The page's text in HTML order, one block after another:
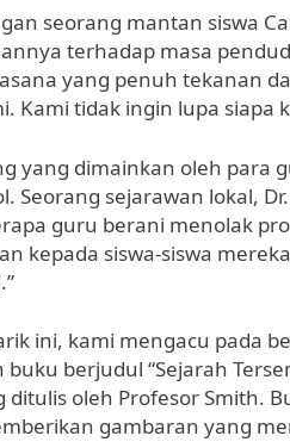
seorang mantan siswa
terhadap masa
yang penuh tekanan
Kami tidak ingin lupa siapa
yang dimainkan oleh para
Seorang sejarawan lokal,
guru berani menolak
kepada siswa-siswa
ini, kami mengacu pada
berjudul “Sejarah
ditulis oleh Profesor Smith.
gambaran yang